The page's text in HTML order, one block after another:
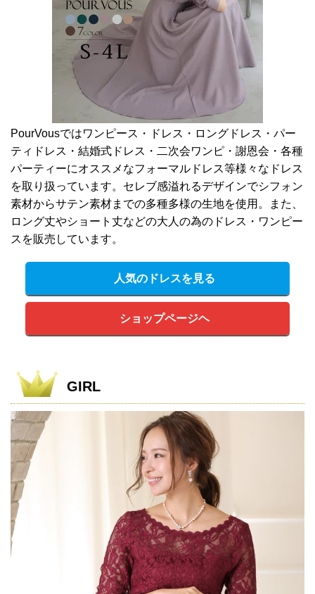
PourVousではワンピース・ドレス・ロングドレス・パー
ティドレス・結婚式ドレス・二次会ワンピ・謝恩会・各種
パーティーにオススメなフォーマルドレス等様々なドレス
を取り扱っています。セレブ感溢れるデザインでシフォン
素材からサテン素材までの多種多様の生地を使用。また、
ロング丈やショート丈などの大人の為のドレス・ワンピー
スを販売しています。
人気のドレスを見る
ショップページヘ
GIRL